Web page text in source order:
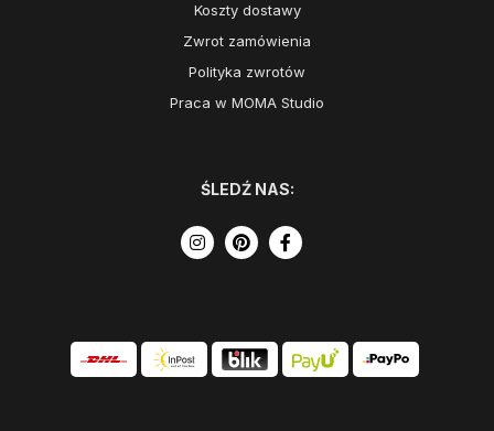
Koszty dostawy
Zwrot zamówienia
Polityka zwrotów
Praca w MOMA Studio
ŚLEDŹ NAS: